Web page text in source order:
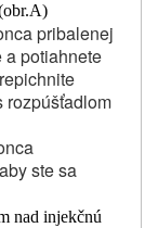
pribalenej
a potiahnete
rozpúšťadlom
ste sa
nad injekčnú